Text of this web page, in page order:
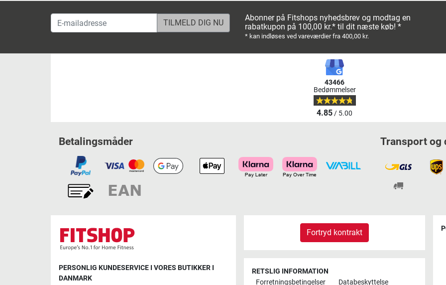
E-mailadresse
Abonner på Fitshops nyhedsbrev og modtag en
rabatkupon på 100,00 kr.* til dit næste køb! *
* kan indløses ved vareværdier fra 400,00 kr.
43466
Bedømmelser
4.85/ 5.00
Betalingsmåder Transport og
PERSONLIG KUNDESERVICE I VORES BUTIKKER I
DANMARK
Fortryd kontrakt
RETSLIG INFORMATION
Forretningsbetingelser
Databeskyttelse